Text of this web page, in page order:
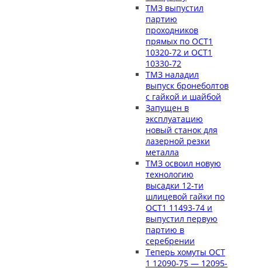
ТМЗ выпустил
партию
проходников
прямых по ОСТ1
10320-72 и ОСТ1
10330-72
ТМЗ наладил
выпуск бронеболтов
с гайкой и шайбой
Запущен в
эксплуатацию
новый станок для
лазерной резки
металла
ТМЗ освоил новую
технологию
высадки 12-ти
шлицевой гайки по
ОСТ1 11493-74 и
выпустил первую
партию в
серебрении
Теперь хомуты ОСТ
1 12090-75 — 12095-